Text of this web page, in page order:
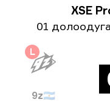
Тэмцээний
XSE
Огнооны мэдээлэл
01
L
9z🇦🇷